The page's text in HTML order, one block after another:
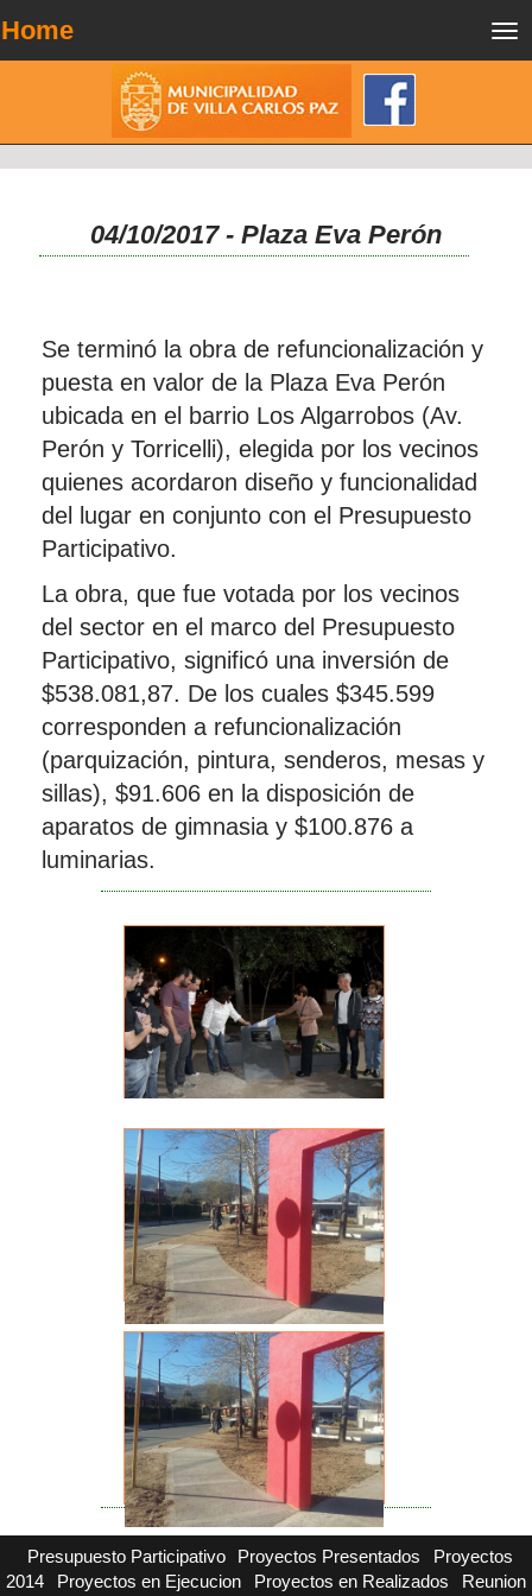
Home
04/10/2017 - Plaza Eva Perón
Se terminó la obra de refuncionalización y
puesta en valor de la Plaza Eva Perón
ubicada en el barrio Los Algarrobos (Av.
Perón y Torricelli), elegida por los vecinos
quienes acordaron diseño y funcionalidad
del lugar en conjunto con el Presupuesto
Participativo.
La obra, que fue votada por los vecinos
del sector en el marco del Presupuesto
Participativo, significó una inversión de
$538.081,87. De los cuales $345.599
corresponden a refuncionalización
(parquización, pintura, senderos, mesas y
sillas), $91.606 en la disposición de
aparatos de gimnasia y $100.876 a
luminarias.
Presupuesto Participativo Proyectos Presentados
Proyectos
2014
Proyectos en Ejecucion Proyectos en Realizados
Reunion